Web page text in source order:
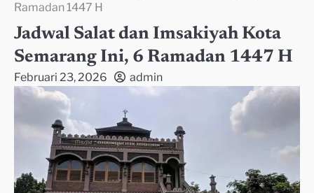
Ramadan 1447 H
Jadwal Salat dan Imsakiyah Kota
Semarang Ini, 6 Ramadan 1447 H
Februari 23, 2026 admin